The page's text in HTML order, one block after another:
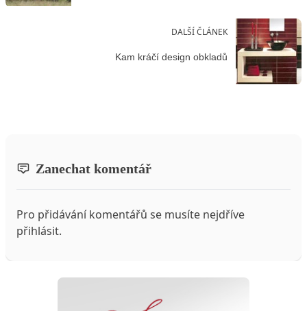
DALŠÍ ČLÁNEK
Kam kráčí design obkladů
Zanechat komentář
Pro přidávání komentářů se musíte nejdříve
přihlásit.